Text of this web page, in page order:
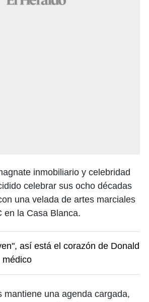
inmobiliario y celebridad
celebrar sus ocho décadas
una velada de artes marciales
en la Casa Blanca.
así está el corazón de Donald
médico
mantiene una agenda cargada,